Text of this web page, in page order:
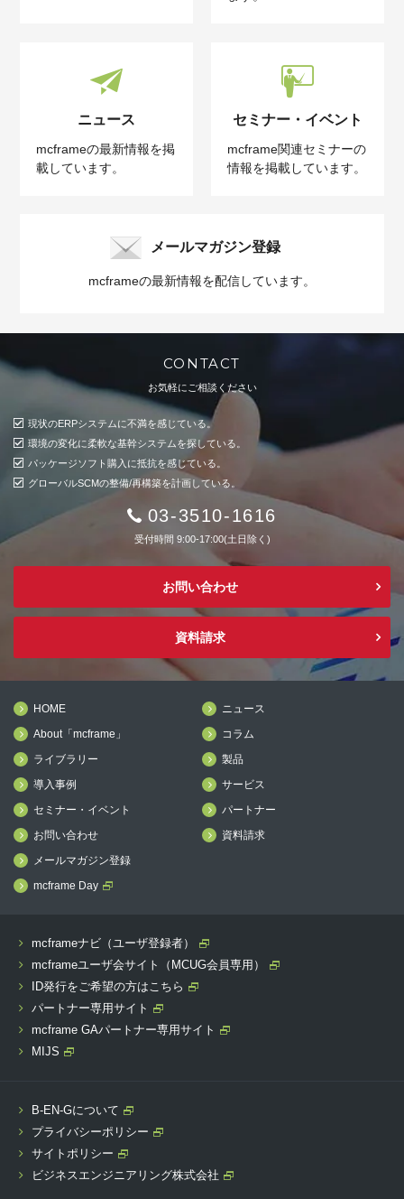
ニュース
mcframeの最新情報を掲
載しています。
セミナー・イベント
mcframe関連セミナーの
情報を掲載しています。
メールマガジン登録
mcframeの最新情報を配信しています。
CONTACT
お気軽にご相談ください
現状のERPシステムに不満を感じている。
環境の変化に柔軟な基幹システムを探している。
パッケージソフト購入に抵抗を感じている。
グローバルSCMの整備/再構築を計画している。
03-3510-1616
受付時間 9:00-17:00(土日除く)
お問い合わせ
資料請求
HOME
ニュース
About「mcframe」
コラム
ライブラリー
製品
導入事例
サービス
セミナー・イベント
パートナー
お問い合わせ
資料請求
メールマガジン登録
mcframe Day
mcframeナビ（ユーザ登録者）
mcframeユーザ会サイト（MCUG会員専用）
ID発行をご希望の方はこちら
パートナー専用サイト
mcframe GAパートナー専用サイト
MIJS
B-EN-Gについて
プライバシーポリシー
サイトポリシー
ビジネスエンジニアリング株式会社